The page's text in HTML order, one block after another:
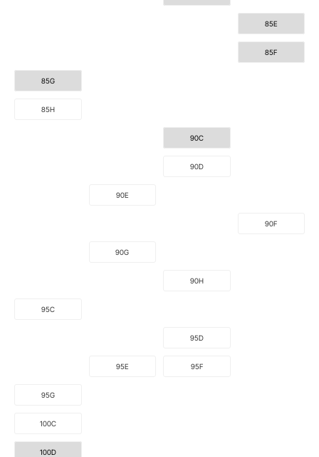
85E
85F
85G
85H
90C
90D
90E
90F
90G
90H
95C
95D
95E 95F
95G
100C
100D